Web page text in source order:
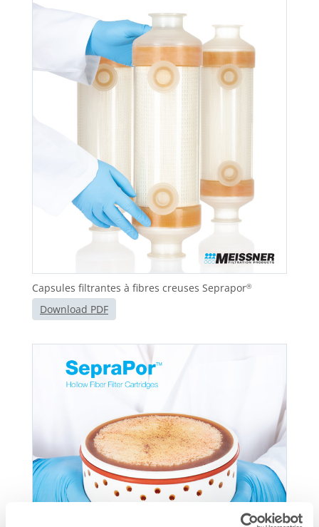
Capsules filtrantes à fibres creuses Seprapor®
Download PDF